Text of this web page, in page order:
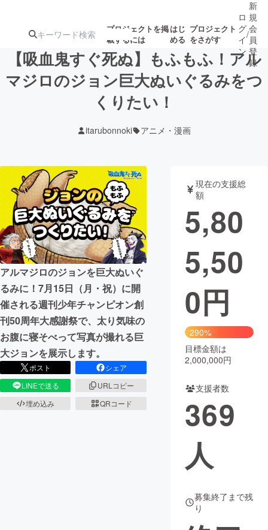
プロジェクトを掲
載するには
はじ
める
プロジェクト
をさがす
注目の新着プロ
ジェクト
募集終了が近いプ
テクノロジー・ガジェット
映像・映画 書籍・雑誌
ビジネス・起業 チャレンジ
まちづくり・地域活性化
CAMPFIRE for Social Good
CAMPFIRE Creation
CAMPFIREふるさと納税
コミュニティ
ロ
グ
イ
ン
/
新
規
会
員
登
録
【吸血鬼すぐ死ぬ】もふもふ！アル
マジロのジョン巨大ぬいぐるみをつ
くりたい！
itarubonnoki アニメ・漫画
アルマジロのジョンを巨大ぬいぐ
るみに！7月15日（月・祝）に開
催される週刊少年チャンピオン創
刊50周年大感謝祭で、太り気味の
お腹に寝そべって写真が撮れる巨
大ジョンを展示します。
ポスト
シェア
LINEで送る
URLコピー
埋め込み
QRコード
現在の支援総
額
5,80
5,50
0円
290%
目標金額は
2,000,000円
支援者数
369
人
募集終了まで残
り